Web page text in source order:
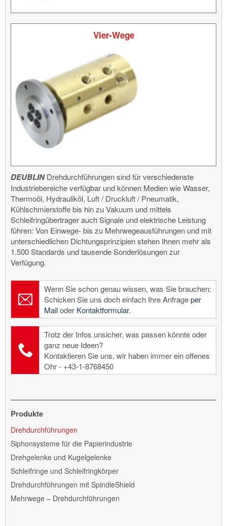
Vier-Wege
DEUBLINDrehdurchführungen sind für verschiedenste
Industriebereiche verfügbar und können Medien wie Wasser,
Thermoöl, Hydrauliköl, Luft / Druckluft / Pneumatik,
Kühlschmierstoffe bis hin zu Vakuum und mittels
Schleifringübertrager auch Signale und elektrische Leistung
führen: Von Einwege- bis zu Mehrwegeausführungen und mit
unterschiedlichen Dichtungsprinzipien stehen Ihnen mehr als
1.500 Standards und tausende Sonderlösungen zur
Verfügung.
Wenn Sie schon genau wissen, was Sie brauchen:
Schicken Sie uns doch einfach Ihre Anfrageper
Mailoder Kontaktformular.
Trotz der Infos unsicher, was passen könnte oder
ganz neue Ideen?
Kontaktieren Sie uns, wir haben immer ein offenes
Ohr - +43-1-8768450
Produkte
Navigation
Drehdurchführungen
Siphonsysteme für die Papierindustrie
Drehgelenke und Kugelgelenke
Schleifringe und Schleifringkörper
Drehdurchführungen mit SpindleShield
Mehrwege – Drehdurchführungen